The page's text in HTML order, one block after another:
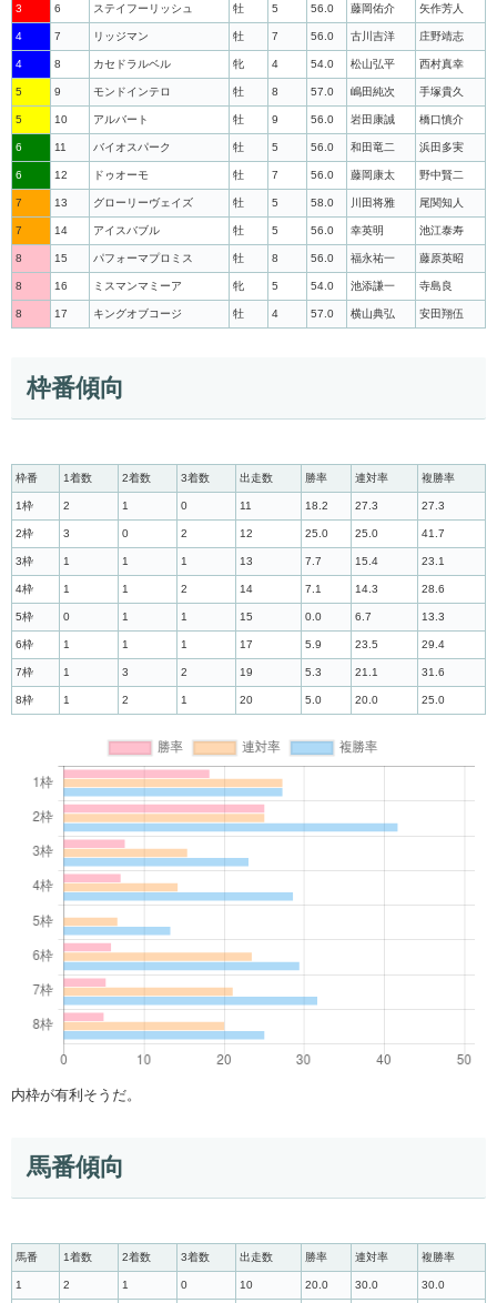
3 6 ステイフーリッシュ 牡 5 56.0 藤岡佑介 矢作芳人
4 7 リッジマン 牡 7 56.0 古川吉洋 庄野靖志
4 8 カセドラルベル 牝 4 54.0 松山弘平 西村真幸
5 9 モンドインテロ 牡 8 57.0 嶋田純次 手塚貴久
5 10 アルバート 牡 9 56.0 岩田康誠 橋口慎介
6 11 バイオスパーク 牡 5 56.0 和田竜二 浜田多実
6 12 ドゥオーモ 牡 7 56.0 藤岡康太 野中賢二
7 13 グローリーヴェイズ 牡 5 58.0 川田将雅 尾関知人
7 14 アイスバブル 牡 5 56.0 幸英明 池江泰寿
8 15 パフォーマプロミス 牡 8 56.0 福永祐一 藤原英昭
8 16 ミスマンマミーア 牝 5 54.0 池添謙一 寺島良
8 17 キングオブコージ 牡 4 57.0 横山典弘 安田翔伍
枠番傾向
枠番 1着数 2着数 3着数 出走数 勝率 連対率 複勝率
1枠 2 1 0 11 18.2 27.3 27.3
2枠 3 0 2 12 25.0 25.0 41.7
3枠 1 1 1 13 7.7 15.4 23.1
4枠 1 1 2 14 7.1 14.3 28.6
5枠 0 1 1 15 0.0 6.7 13.3
6枠 1 1 1 17 5.9 23.5 29.4
7枠 1 3 2 19 5.3 21.1 31.6
8枠 1 2 1 20 5.0 20.0 25.0
内枠が有利そうだ。
馬番傾向
馬番 1着数 2着数 3着数 出走数 勝率 連対率 複勝率
1 2 1 0 10 20.0 30.0 30.0